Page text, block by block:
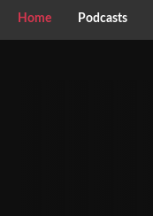
Home Podcasts